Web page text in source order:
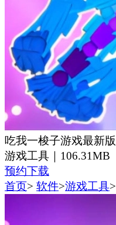
吃我一梭子游戏最新版
游戏工具｜ 106.31MB
预约下载
首页> 软件>游戏工具>